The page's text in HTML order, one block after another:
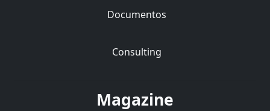
Documentos
Consulting
Magazine